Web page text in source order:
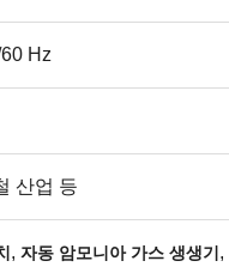
Hz
산업 등
, 자동 암모니아 가스 생생기 ,